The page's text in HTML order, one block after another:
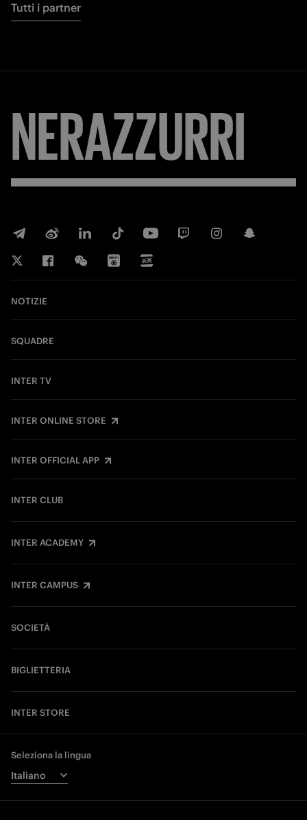
Tutti i partner
NERAZZURRI
NOTIZIE
SQUADRE
INTER TV
INTER ONLINE STORE
INTER OFFICIAL APP
INTER CLUB
INTER ACADEMY
INTER CAMPUS
SOCIETÀ
BIGLIETTERIA
INTER STORE
Seleziona la lingua